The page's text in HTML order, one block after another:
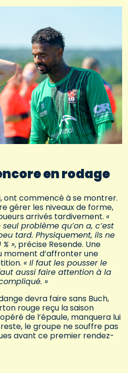
en rodage
ont commencé à se montrer.
gérer les niveaux de forme,
arrivés tardivement. «
problème qu’on a, c’est
tard. Physiquement, ils ne
», précise Resende. Une
d’affronter une
« Il faut les pousser le
aussi faire attention à la
»
devra faire sans Buch,
rouge reçu la saison
de l’épaule, manquera lui
le groupe ne souffre pas
avant ce premier rendez-